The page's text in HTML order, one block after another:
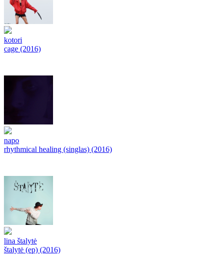
kotori
cage (2016)
napo
rhythmical healing (singlas) (2016)
lina štalytė
štalytė (ep) (2016)